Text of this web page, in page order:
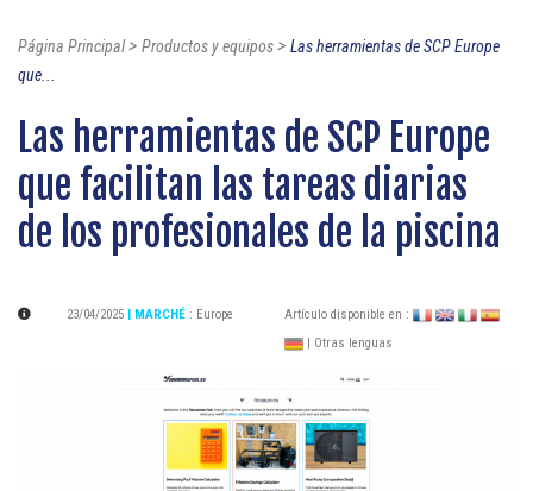
Página Principal> Productos y equipos> Las herramientas de SCP Europe
que...
Las herramientas de SCP Europe
que facilitan las tareas diarias
de los profesionales de la piscina
23/04/2025 | MARCHÉ : Europe
Artículo disponible en :
| Otras lenguas